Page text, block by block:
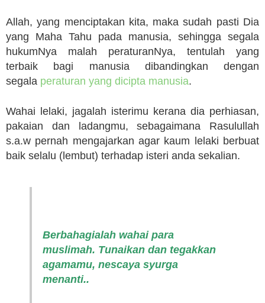
Allah, yang menciptakan kita, maka sudah pasti Dia
yang Maha Tahu pada manusia, sehingga segala
hukumNya malah peraturanNya, tentulah yang
terbaik bagi manusia dibandingkan dengan
segala peraturan yang dicipta manusia.
Wahai lelaki, jagalah isterimu kerana dia perhiasan,
pakaian dan ladangmu, sebagaimana Rasulullah
s.a.w pernah mengajarkan agar kaum lelaki berbuat
baik selalu (lembut) terhadap isteri anda sekalian.
Berbahagialah wahai para
muslimah. Tunaikan dan tegakkan
agamamu, nescaya syurga
menanti..